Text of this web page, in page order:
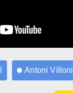
Antoni Villoni